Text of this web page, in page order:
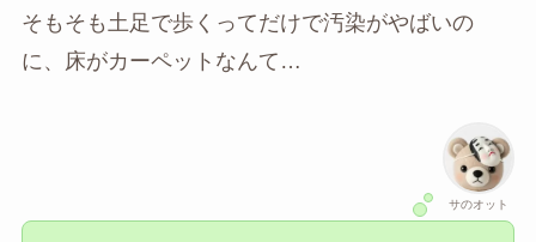
そもそも土足で歩くってだけで汚染がやばいの
に、床がカーペットなんて…
サのオット